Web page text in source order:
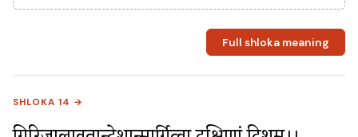
Full shloka meaning
SHLOKA 14 →